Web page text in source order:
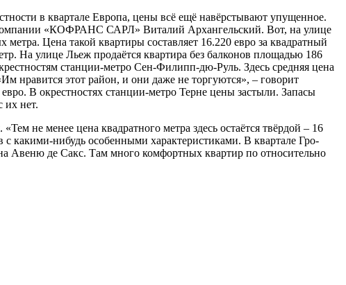
в квартале Европа, цены всё ещё навёрстывают упущенное.
компании «КОФРАНС САРЛ» Виталий Архангельский. Вот, на улице
Цена такой квартиры составляет 16.220 евро за квадратный
На улице Льеж продаётся квартира без балконов площадью 186
станции-метро Сен-Филипп-дю-Руль. Здесь средняя цена
нравится этот район, и они даже не торгуются», – говорит
В окрестностях станции-метро Терне цены застыли. Запасы
их нет.
не менее цена квадратного метра здесь остаётся твёрдой – 16
какими-нибудь особенными характеристиками. В квартале Гро-
Авеню де Сакс. Там много комфортных квартир по относительно